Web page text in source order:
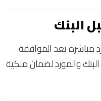
البنك
مباشرة بعد الموافقة
والمورد لضمان ملكية